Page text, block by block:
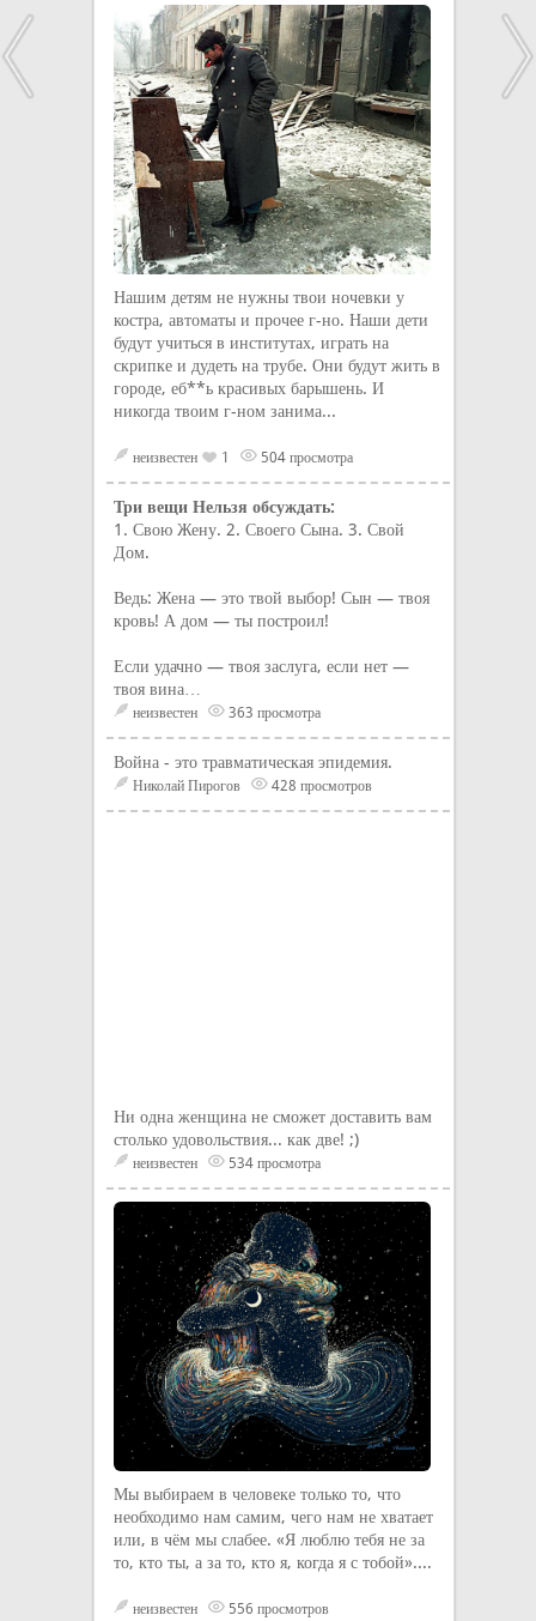
Нашим детям не нужны твои ночевки у
костра, автоматы и прочее г-но. Наши дети
будут учиться в институтах, играть на
скрипке и дудеть на трубе. Они будут жить в
городе, еб**ь красивых барышень. И
никогда твоим г-ном занима...
неизвестен 1 504 просмотра
Три вещи Нельзя обсуждать:
1. Свою Жену. 2. Своего Сына. 3. Свой
Дом.
Ведь: Жена — это твой выбор! Сын — твоя
кровь! А дом — ты построил!
Если удачно — твоя заслуга, если нет —
твоя вина…
неизвестен 363 просмотра
Война - это травматическая эпидемия.
Николай Пирогов 428 просмотров
Ни одна женщина не сможет доставить вам
столько удовольствия... как две! ;)
неизвестен 534 просмотра
Мы выбираем в человеке только то, что
необходимо нам самим, чего нам не хватает
или, в чём мы слабее. «Я люблю тебя не за
то, кто ты, а за то, кто я, когда я с тобой»....
неизвестен 556 просмотров